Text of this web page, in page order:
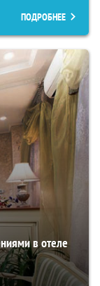
ПОДРОБНЕЕ
в отеле